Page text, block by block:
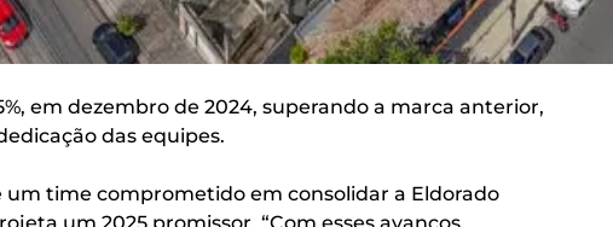
em dezembro de 2024, superando a marca anterior,
das equipes.
um time comprometido em consolidar a Eldorado